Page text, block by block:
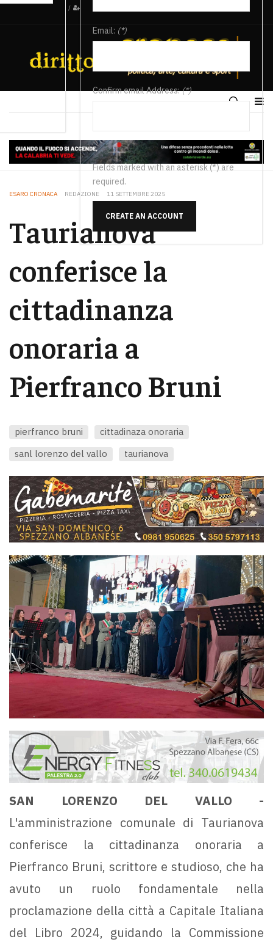
/
Email: (*)
Confirm email Address:(*)
Fields marked with an asterisk (*) are
required.
CREATE AN ACCOUNT
ESARO CRONACA REDAZIONE 11 SETTEMBRE 2025
Taurianova
conferisce la
cittadinanza
onoraria a
Pierfranco Bruni
pierfranco bruni
cittadinaza onoraria
sanl lorenzo del vallo
taurianova
SAN LORENZO DEL VALLO -
L'amministrazione comunale di Taurianova
conferisce la cittadinanza onoraria a
Pierfranco Bruni, scrittore e studioso, che ha
avuto un ruolo fondamentale nella
proclamazione della città a Capitale Italiana
del Libro 2024, guidando la Commissione